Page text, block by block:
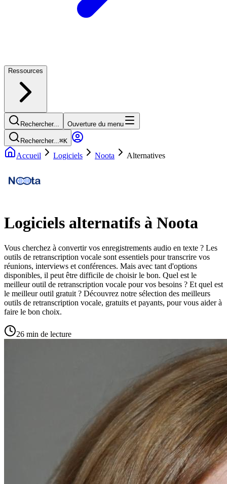
Ressources
Rechercher... Ouverture du menu
Rechercher...⌘K
Accueil Logiciels Noota Alternatives
Logiciels alternatifs à Noota
Vous cherchez à convertir vos enregistrements audio en texte ? Les
outils de retranscription vocale sont essentiels pour transcrire vos
réunions, interviews et conférences. Mais avec tant d'options
disponibles, il peut être difficile de choisir le bon. Quel est le
meilleur outil de retranscription vocale pour vos besoins ? Et quel est
le meilleur outil gratuit ? Découvrez notre sélection des meilleurs
outils de retranscription vocale, gratuits et payants, pour vous aider à
faire le bon choix.
26 min de lecture